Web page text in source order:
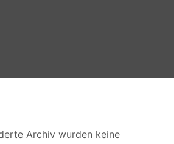
Archiv wurden keine